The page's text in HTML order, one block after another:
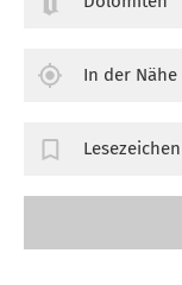
In der Nähe
Lesezeichen